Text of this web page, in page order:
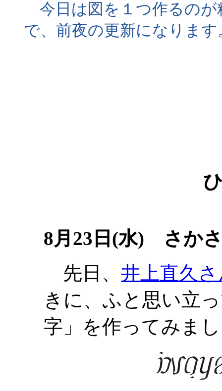
今日は図を１つ作るのが
で、前夜の更新になります
8月23日(水) さか
先日、 井上直久
きに、ふと思い立
字」を作ってみま